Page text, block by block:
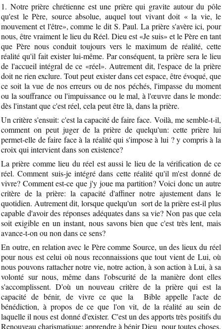
1. Notre prière chrétienne est une prière qui gravite autour du pôle
qu'est le Père, source absolue, auquel tout vivant doit « la vie, le
mouvement et l'être», comme le dit S. Paul. La prière s'avère ici, pour
nous, être vraiment le lieu du Réel. Dieu est «Je suis» et le Père en tant
que Père nous conduit toujours vers le maximum de réalité, cette
réalité qu'il fait exister lui-même. Par conséquent, ta prière sera le lieu
de l'accueil intégral de ce «réel». Autrement dit, l'espace de la prière
doit ne rien exclure. Tout peut exister dans cet espace, être évoqué, que
ce soit la vue de nos erreurs ou de nos péchés, l'impasse du moment
ou la souffrance ou l'impuissance ou le mal, à l'œuvre dans le monde:
dès l'instant que c'est réel, cela peut être là, dans la prière.
Un critère s'ensuit: c'est la capacité de faire face. Voilà, me semble-t-il,
comment on peut juger de la prière de quelqu'un: cette prière lui
permet-elle de faire face à la réalité qui s'impose à lui ? y compris à la
croix qui intervient dans son existence?
La prière comme lieu du réel est aussi le lieu de la vérification de ce
réel. Comment suis-je intégré dans cette réalité qu'il m'est donné de
vivre? Comment est-ce que j'y joue ma partition? Voici donc un autre
critère de la prière: la capacité d'affiner notre ajustement dans le
quotidien. Autrement dit, lorsque quelqu'un sort de la prière est-il plus
capable d'avoir des réponses adéquates dans sa vie? Non pas que cela
soit exigible en un instant, nous savons bien que c'est très lent, mais
avance-t-on ou non dans ce sens?
En outre, en relation avec le Père comme Source, un des lieux du réel
pour nous est celui où nous reconnaissions que tout vient de Lui, où
nous pouvons rattacher notre vie, notre action, à son action à Lui, à sa
volonté sur nous, même dans l'obscurité de la manière dont elles
s'accomplissent. D'où un nouveau critère de la prière qui est la
capacité de bénir, de vivre ce que la Bible appelle l'acte de
bénédiction, à propos de ce que l'on vit, de la réalité au sein de
laquelle il nous est donné d'exister. C'est un des apports très positifs du
Renouveau charismatique: apprendre à bénir Dieu pour toutes choses.